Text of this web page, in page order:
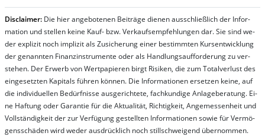
Dis­clai­mer: Die hier an­ge­bo­te­nen Bei­trä­ge die­nen aus­schließ­lich der In­for­
ma­t­ion und stel­len kei­ne Kauf- bzw. Ver­kaufs­em­pfeh­lung­en dar. Sie sind we­
der ex­pli­zit noch im­pli­zit als Zu­sich­er­ung ei­ner be­stim­mt­en Kurs­ent­wick­lung
der ge­nan­nt­en Fi­nanz­in­stru­men­te oder als Handl­ungs­auf­for­der­ung zu ver­
steh­en. Der Er­werb von Wert­pa­pier­en birgt Ri­si­ken, die zum To­tal­ver­lust des
ein­ge­setz­ten Ka­pi­tals füh­ren kön­nen. Die In­for­ma­tion­en er­setz­en kei­ne, auf
die in­di­vi­du­el­len Be­dür­fnis­se aus­ge­rich­te­te, fach­kun­di­ge An­la­ge­be­ra­tung. Ei­
ne Haf­tung oder Ga­ran­tie für die Ak­tu­ali­tät, Rich­tig­keit, An­ge­mes­sen­heit und
Vol­lständ­ig­keit der zur Ver­fü­gung ge­stel­lt­en In­for­ma­tion­en so­wie für Ver­mö­
gens­schä­den wird we­der aus­drück­lich noch stil­lschwei­gend über­nom­men.